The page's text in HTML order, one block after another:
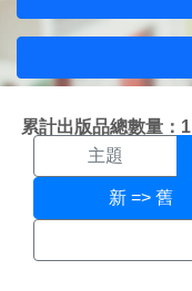
累計出版品總數量：
施政搜
主題
新 => 舊